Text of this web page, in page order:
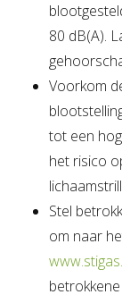
80 dB(A).
Voorkom
tot een
het risico
Stel
om naar